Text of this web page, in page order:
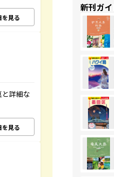
を見る
詳細な
を見る
新刊ガ